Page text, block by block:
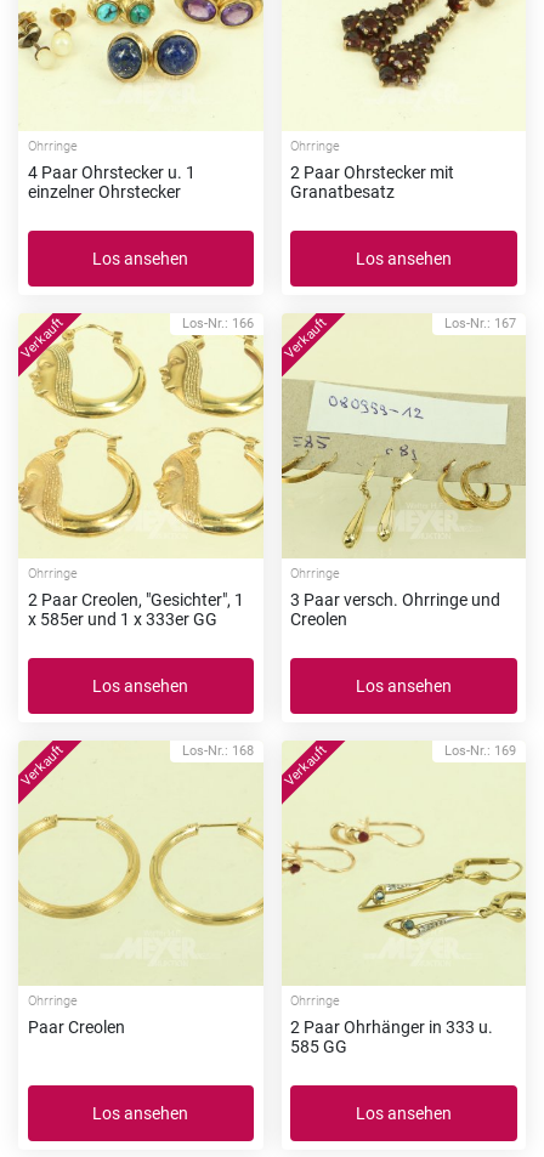
Ohrringe
4 Paar Ohrstecker u. 1
einzelner Ohrstecker
Los ansehen
Ohrringe
2 Paar Ohrstecker mit
Granatbesatz
Los ansehen
Los-Nr.: 166
Ohrringe
2 Paar Creolen, "Gesichter", 1
x 585er und 1 x 333er GG
Los ansehen
Los-Nr.: 167
Ohrringe
3 Paar versch. Ohrringe und
Creolen
Los ansehen
Los-Nr.: 168
Ohrringe
Paar Creolen
Los ansehen
Los-Nr.: 169
Ohrringe
2 Paar Ohrhänger in 333 u.
585 GG
Los ansehen